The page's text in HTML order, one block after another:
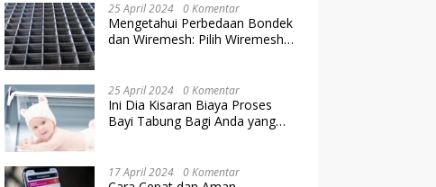
25 April 2024 0 Komentar
Mengetahui Perbedaan Bondek
dan Wiremesh: Pilih Wiremesh
25 April 2024 0 Komentar
Ini Dia Kisaran Biaya Proses
Bayi Tabung Bagi Anda yang
17 April 2024 0 Komentar